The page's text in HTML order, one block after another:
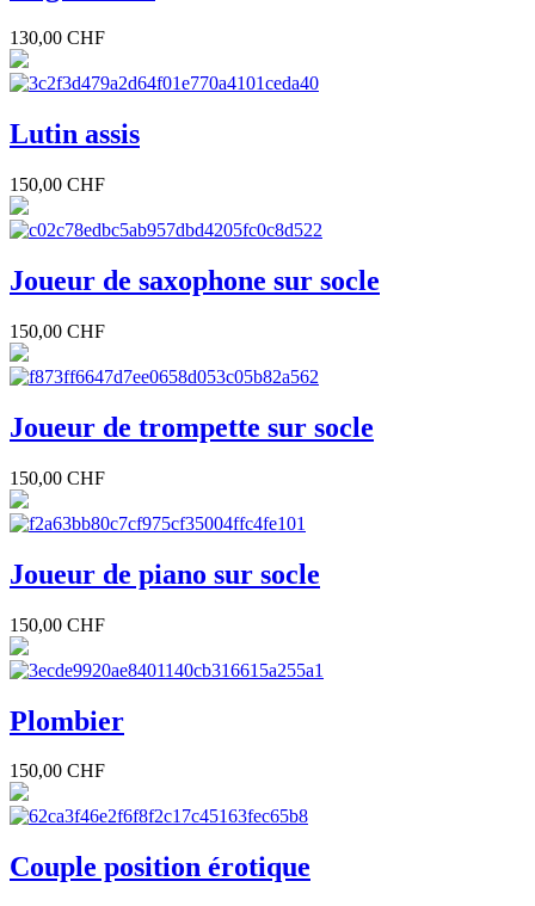
130,00 CHF
Lutin assis
150,00 CHF
Joueur de saxophone sur socle
150,00 CHF
Joueur de trompette sur socle
150,00 CHF
Joueur de piano sur socle
150,00 CHF
Plombier
150,00 CHF
Couple position érotique